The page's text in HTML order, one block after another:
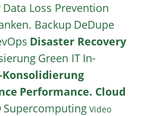
Data Loss Prevention
Backup DeDupe
Disaster Recovery
Green IT In-
Konsolidierung
Performance. Cloud
Supercomputing Video